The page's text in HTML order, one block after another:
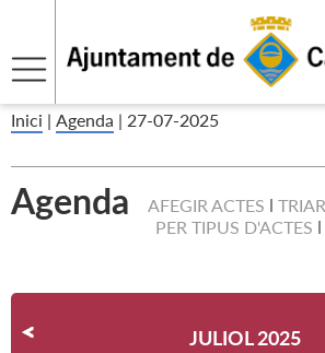
Inici | Agenda | 27-07-2025
Agenda AFEGIR ACTES
PER TIPUS D'ACTES
JULIOL 2025